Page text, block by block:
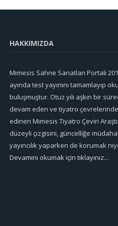
HAKKIMIZDA
Mimesis Sahne Sanatları Portali
ayında test yayınını tamamlayıp
buluşmuştur. Otuz yılı aşkın bir
devam eden ve tiyatro
edinen Mimesis Tiyatro Çeviri
düzeyli çizgisini, güncelliğe
yayıncılık yaparken de korumak
Devamını okumak için tıklayınız...